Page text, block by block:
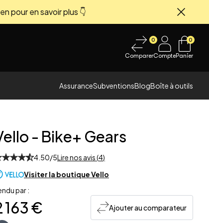
pour en savoir plus 👇
0
ComparerCompte
0
Panier
AssuranceSubventionsBlogBoîte à outils
- Bike+ Gears
4.50/5Lire nos avis (4)
Visiter la boutiqueVello
par :
163 € Ajouter au comparateur